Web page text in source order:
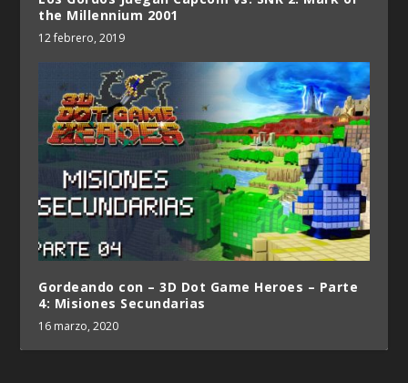
the Millennium 2001
12 febrero, 2019
Gordeando con – 3D Dot Game Heroes – Parte
4: Misiones Secundarias
16 marzo, 2020